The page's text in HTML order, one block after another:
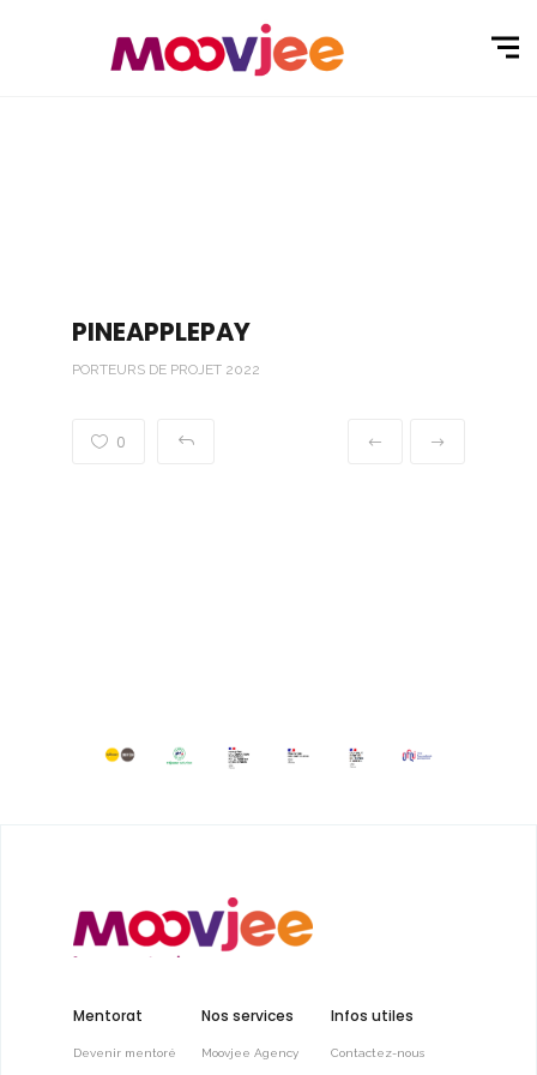
PINEAPPLEPAY
PORTEURS DE PROJET 2022
0
Mentorat
Devenir mentoré
Nos services
Moovjee Agency
Infos utiles
Contactez-nous